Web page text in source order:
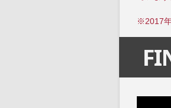
※2017